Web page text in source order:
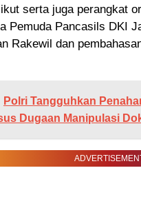
serta juga perangkat
Pemuda Pancasils DKI
Rakewil dan
Polri Tangguhkan
Dugaan Manipulasi